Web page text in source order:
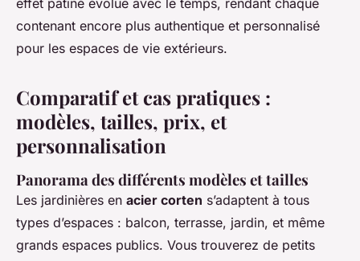
effet patiné évolue avec le temps, rendant chaque
contenant encore plus authentique et personnalisé
pour les espaces de vie extérieurs.
Comparatif et cas pratiques :
modèles, tailles, prix, et
personnalisation
Panorama des différents modèles et tailles
Les jardinières en acier corten s’adaptent à tous
types d’espaces : balcon, terrasse, jardin, et même
grands espaces publics. Vous trouverez de petits